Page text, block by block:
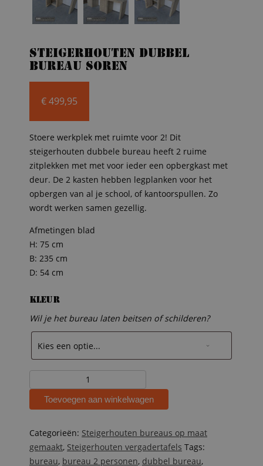
Steigerhouten dubbel
bureau Soren
€499,95
Stoere werkplek met ruimte voor 2! Dit
steigerhouten dubbele bureau heeft 2 ruime
zitplekken met met voor ieder een opbergkast met
deur. De 2 kasten hebben legplanken voor het
opbergen van al je school, of kantoorspullen. Zo
wordt werken samen gezellig.
Afmetingen blad
H: 75 cm
B: 235 cm
D: 54 cm
Kleur
Wil je het bureau laten beitsen of schilderen?
dubbel
bureau
aantal
Toevoegen aan winkelwagen
Categorieën: Steigerhouten bureaus op maat
gemaakt, Steigerhouten vergadertafels Tags:
bureau, bureau 2 personen, dubbel bureau,